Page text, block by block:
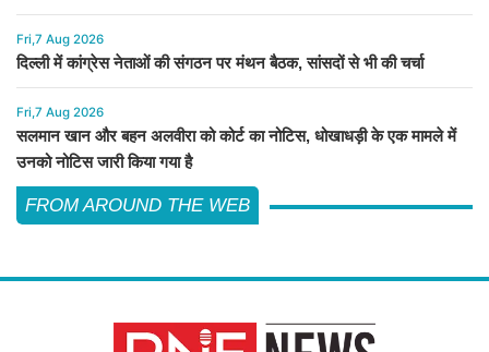
Fri,7 Aug 2026
दिल्ली में कांग्रेस नेताओं की संगठन पर मंथन बैठक, सांसदों से भी की चर्चा
Fri,7 Aug 2026
सलमान खान और बहन अलवीरा को कोर्ट का नोटिस, धोखाधड़ी के एक मामले में
उनको नोटिस जारी किया गया है
FROM AROUND THE WEB